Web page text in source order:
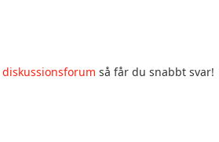
diskussionsforum så får du snabbt svar!